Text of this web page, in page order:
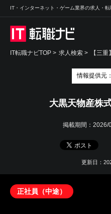
IT・インターネット・ゲーム業界の求人・転
IT転職ナビTOP > 求人検索 > 【三
情報提供元：
大黒天物産株
掲載期間： 2026/
更新日：
正社員（中途）